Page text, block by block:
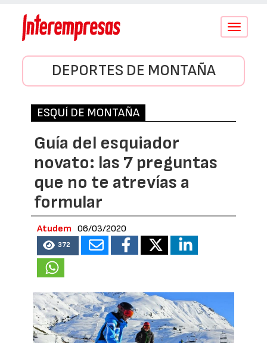
Conmutar
DEPORTES DE MONTAÑA
ESQUÍ DE MONTAÑA
Guía del esquiador
novato: las 7 preguntas
que no te atrevías a
formular
Atudem 06/03/2020
372